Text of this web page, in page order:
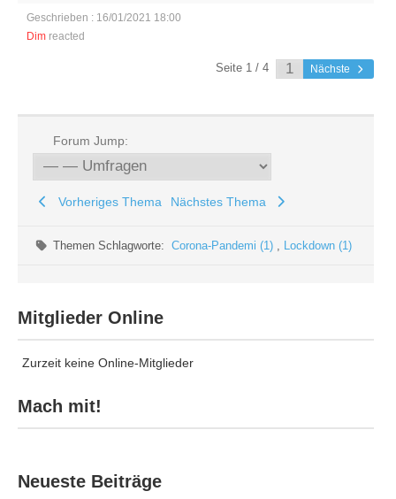
Geschrieben : 16/01/2021 18:00
Dim reacted
Seite 1 / 4 Nächste
Forum Jump:
Vorheriges Thema Nächstes Thema
Themen Schlagworte:Corona-Pandemi (1) , Lockdown (1)
Mitglieder Online
Zurzeit keine Online-Mitglieder
Mach mit!
Neueste Beiträge